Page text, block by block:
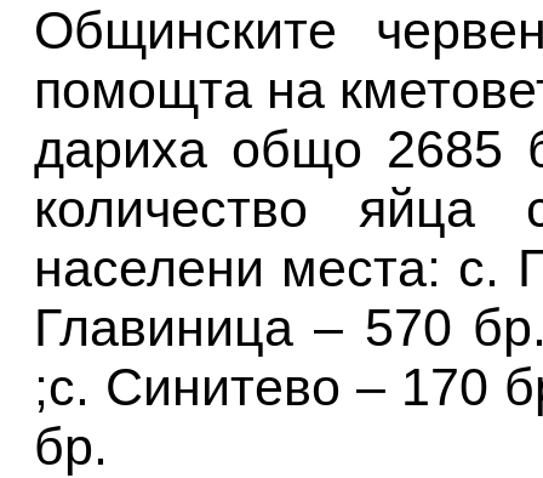
Общинските
помощта на
дариха общо 2685
количество яйца
населени места: с.
Главиница – 570
;с. Синитево – 170
бр.